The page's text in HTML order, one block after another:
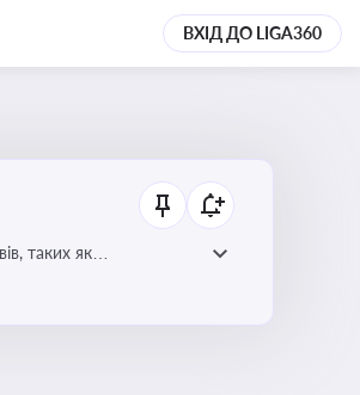
ВХІД ДО LIGA360
таких як